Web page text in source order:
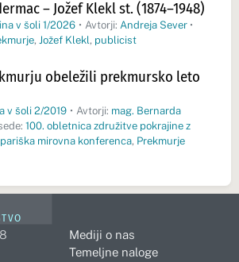
– Jožef Klekl st. (1874–1948)
v šoli 1/2026 • Avtorji: Andreja Sever •
, Jožef Klekl, publicist
obeležili prekmursko leto
v šoli 2/2019 • Avtorji: mag. Bernarda
100. obletnica združitve pokrajine z
pariška mirovna konferenca, Prekmurje
Mediji o nas
Temeljne naloge